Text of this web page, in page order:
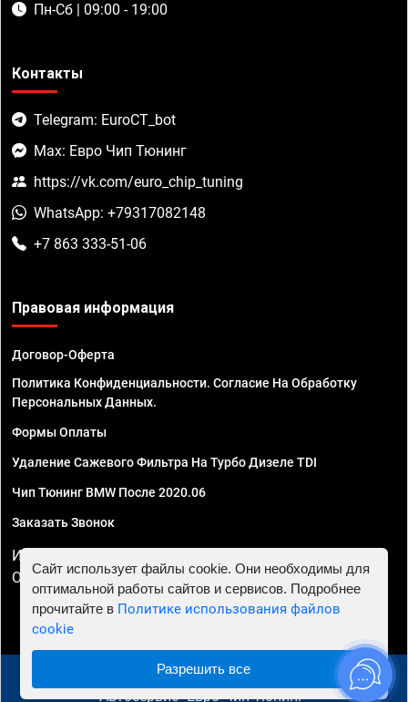
Пн-Сб | 09:00 - 19:00
Контакты
Telegram: EuroCT_bot
Max: Евро Чип Тюнинг
https://vk.com/euro_chip_tuning
WhatsApp: +79317082148
+7 863 333-51-06
Правовая информация
Договор-Оферта
Политика Конфиденциальности. Согласие На Обработку
Персональных Данных.
Формы Оплаты
Удаление Сажевого Фильтра На Турбо Дизеле TDI
Чип Тюнинг BMW После 2020.06
Заказать Звонок
ИП Смирнов Георгий Павлович. ИНН 781302555843,
ОГРНИП 324470400032610
© 2010 - 2026 Чип тюнинг в Ростове-на-Дону -
Автосервис "Евро Чип Тюнинг"
Сайт использует файлы cookie. Они необходимы для
оптимальной работы сайтов и сервисов. Подробнее
прочитайте в Политике использования файлов
cookie
Разрешить все